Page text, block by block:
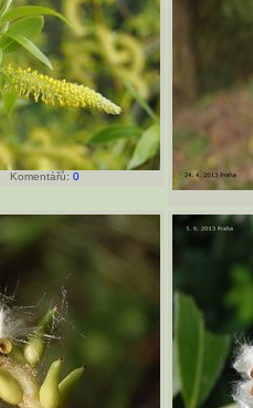
Komentářů: 0